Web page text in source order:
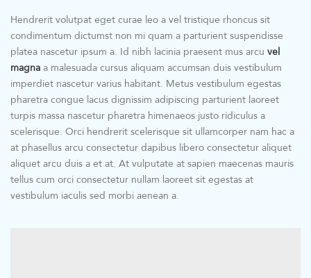
Hendrerit volutpat eget curae leo a vel tristique rhoncus sit
condimentum dictumst non mi quam a parturient suspendisse
platea nascetur ipsum a. Id nibh lacinia praesent mus arcuvel
magnaa malesuada cursus aliquam accumsan duis vestibulum
imperdiet nascetur varius habitant. Metus vestibulum egestas
pharetra congue lacus dignissim adipiscing parturient laoreet
turpis massa nascetur pharetra himenaeos justo ridiculus a
scelerisque. Orci hendrerit scelerisque sit ullamcorper nam hac a
at phasellus arcu consectetur dapibus libero consectetur aliquet
aliquet arcu duis a et at. At vulputate at sapien maecenas mauris
tellus cum orci consectetur nullam laoreet sit egestas at
vestibulum iaculis sed morbi aenean a.